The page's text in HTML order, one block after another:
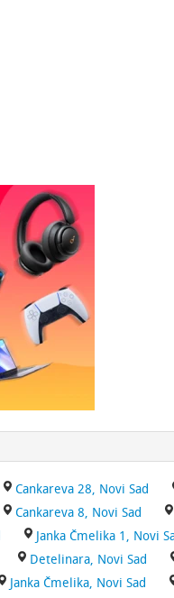
Cankareva 28, Novi Sad
Cankareva 8, Novi Sad
Janka Čmelika 1, Novi
Detelinara, Novi Sad
Janka Čmelika, Novi Sad